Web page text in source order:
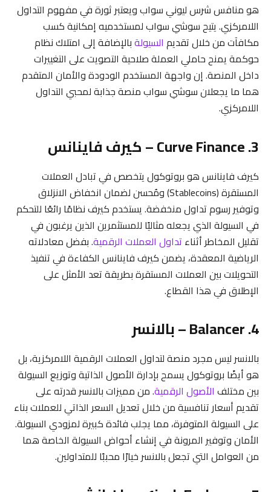
هو منافس شرس ليوني سواب ويعتبر ثورة في مفهوم التداول
اللامركزي. يتيح سوشي سواب لمستخدميه إمكانية كسب
مكافآت من خلال تقديم السيولةبالإضافة إلى امتلاك نظام
حوكمة يمنح حاملي العملة صلاحية التصويت على التغييرات
داخل المنصة. إن واجهة المستخدم الودودة والأمان المتقدم
هما ما يجعلان سوشي سواب منصة جذابة لمحبي التداول
اللامركزي.
3. Curve Finance – كيرف فاينانس
كيرف فاينانس هو بروتوكول يتخصص في تبادل العملات
المستقرة (Stablecoins) ومُحسن لضمان انخفاض الانزلاق
وتوفير رسوم تداول منخفضة. يستخدم كيرف نظامًا رائعًا للتحكم
في السيولة الذي يجعله مثاليًا للمستثمرين الذين يرغبون في
تقليل المخاطر أثناء تداول العملات الرقمية. بفضل معادلاته
الرياضية المعقدة، يضمن كيرف فاينانس الكفاءة في تنفيذ
التحويلات بين العملات المستقرة بطريقة تعد الأمثل على
الإطلاق في هذا القطاع.
4. Balancer – بالانسر
بالانسر ليس مجرد منصة لتداول العملات الرقمية اللامركزية، بل
هو أيضًا بروتوكول يسمح بإدارة الأصول الذاتية وتوزيع السيولة
بين مختلف الأصول الرقمية. من مميزات بالانسر قدرته على
تقديم أسعار تنافسية من خلال تعديل السعر الذاتي للعملات بناء
على السيولة المتوفرة، مما يجلب فائدة كبيرة لمزودي السيولة.
الأمان وتوفير المرونة في إنشاء أحواض السيولة الخاصة هما
من العوامل التي تجعل بالانسر خيارًا محببًا للمتداولين.